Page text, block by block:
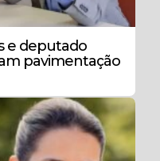
e deputado
pavimentação